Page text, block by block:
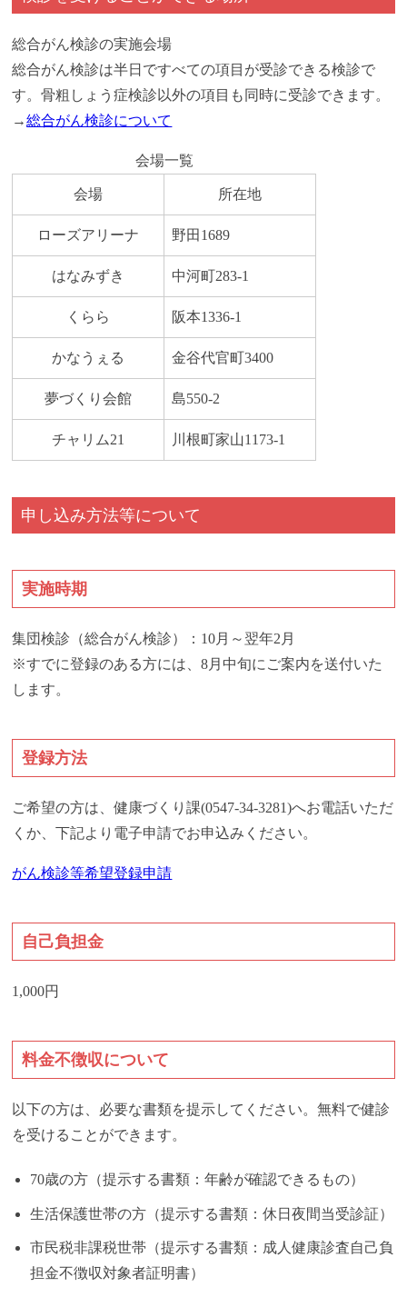
総合がん検診の実施会場
総合がん検診は半日ですべての項目が受診できる検診で
す。骨粗しょう症検診以外の項目も同時に受診できます。
→総合がん検診について
会場一覧
会場 所在地
ローズアリーナ 野田1689
はなみずき 中河町283-1
くらら 阪本1336-1
かなうぇる 金谷代官町3400
夢づくり会館 島550-2
チャリム21 川根町家山1173-1
申し込み方法等について
実施時期
集団検診（総合がん検診）：10月～翌年2月
※すでに登録のある方には、8月中旬にご案内を送付いた
します。
登録方法
ご希望の方は、健康づくり課(0547-34-3281)へお電話いただ
くか、下記より電子申請でお申込みください。
がん検診等希望登録申請
自己負担金
1,000円
料金不徴収について
以下の方は、必要な書類を提示してください。無料で健診
を受けることができます。
70歳の方（提示する書類：年齢が確認できるもの）
生活保護世帯の方（提示する書類：休日夜間当受診証）
市民税非課税世帯（提示する書類：成人健康診査自己負
担金不徴収対象者証明書）